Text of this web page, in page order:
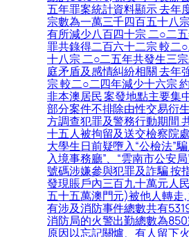
五年罪案統計資料顯示 去年
宗數為一萬三千四百五十八
有所減少八百四十宗 二○二
罪共錄得二百六十二宗 較二
十八宗 二○二五年共發生三
庭矛盾及感情糾紛相關 去年
宗 較二○二四年減少十六宗
非本澳居民 案發地點主要集
部分案件不排除由性交易衍
方調查犯罪及警務行動期間
十五人被拘留及送交檢察院
大學生日前疑墮入“公檢法”
入境事務廳”、“雲南市公安
號碼涉嫌參與犯罪及詐騙 按
發現賬戶內三百九十萬元人
五十五萬澳門元)被他人轉走
有涉及消防事件總數共有
消防局的火警出勤總數為
原因以忘記關爐、有人留下